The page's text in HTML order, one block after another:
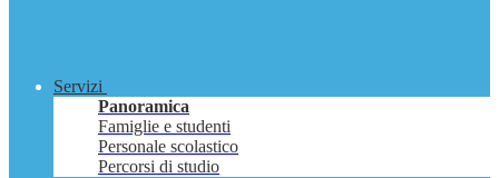
Servizi
Panoramica
Famiglie e studenti
Personale scolastico
Percorsi di studio